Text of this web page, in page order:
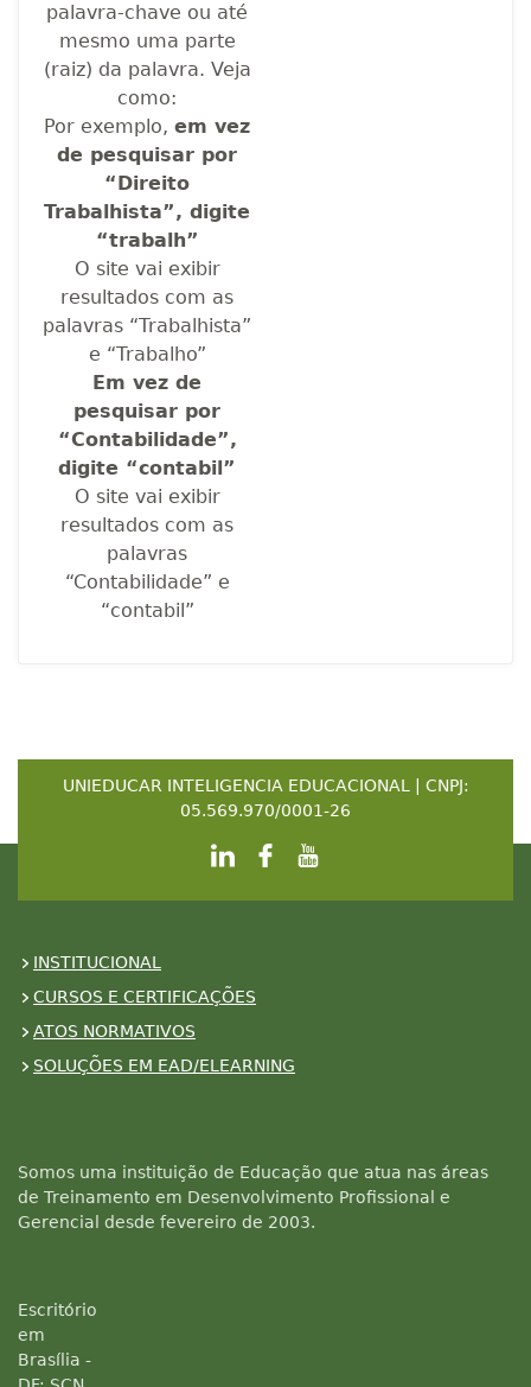
palavra-chave ou até
mesmo uma parte
(raiz) da palavra. Veja
como:
Por exemplo,em vez
de pesquisar por
“Direito
Trabalhista”, digite
“trabalh”
O site vai exibir
resultados com as
palavras “Trabalhista”
e “Trabalho”
Em vez de
pesquisar por
“Contabilidade”,
digite “contabil”
O site vai exibir
resultados com as
palavras
“Contabilidade” e
“contabil”
UNIEDUCAR INTELIGENCIA EDUCACIONAL | CNPJ:
05.569.970/0001-26
INSTITUCIONAL
CURSOS E CERTIFICAÇÕES
ATOS NORMATIVOS
SOLUÇÕES EM EAD/ELEARNING
Somos uma instituição de Educação que atua nas áreas
de Treinamento em Desenvolvimento Profissional e
Gerencial desde fevereiro de 2003.
Escritório
em
Brasília -